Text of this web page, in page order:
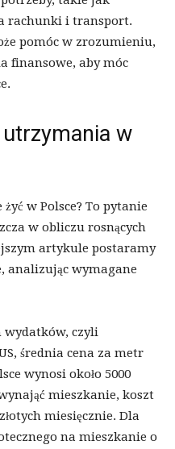
rachunki i transport.
pomóc w zrozumieniu,
finansowe, aby móc
w
w Polsce? To pytanie
w obliczu rosnących
artykule postaramy
analizując wymagane
wydatków, czyli
średnia cena za metr
wynosi około 5000
mieszkanie, koszt
miesięcznie. Dla
na mieszkanie o